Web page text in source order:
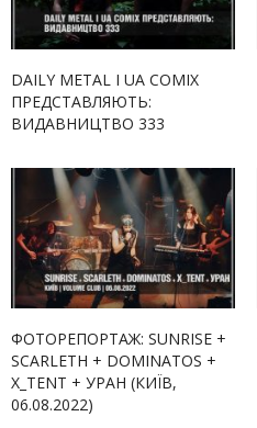
DAILY METAL І UA COMIX
ПРЕДСТАВЛЯЮТЬ:
ВИДАВНИЦТВО 333
ФОТОРЕПОРТАЖ: SUNRISE +
SCARLETH + DOMINATOS +
X_TENT + УРАН (КИЇВ,
06.08.2022)